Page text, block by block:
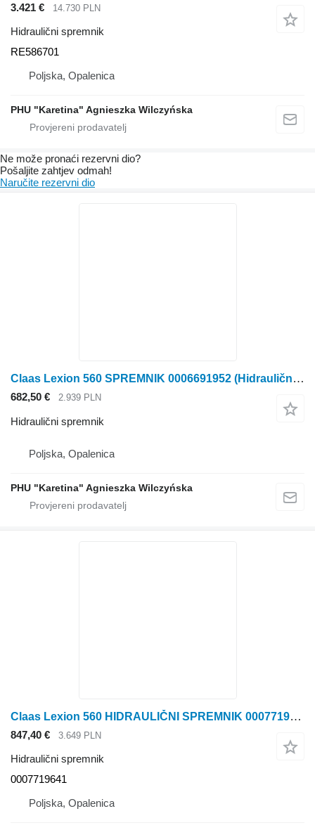
3.421 € 14.730 PLN
Hidraulični spremnik
RE586701
Poljska, Opalenica
PHU "Karetina" Agnieszka Wilczyńska
Ne može pronaći rezervni dio?
Pošaljite zahtjev odmah!
Naručite rezervni dio
Claas Lexion 560 SPREMNIK 0006691952 (Hidraulični spremnik) za Claas
682,50 € 2.939 PLN
Hidraulični spremnik
Poljska, Opalenica
PHU "Karetina" Agnieszka Wilczyńska
Claas Lexion 560 HIDRAULIČNI SPREMNIK 0007719641 (Hidraulički spremnik) za Claas Lexion 560 kombajna za žito
847,40 € 3.649 PLN
Hidraulični spremnik
0007719641
Poljska, Opalenica